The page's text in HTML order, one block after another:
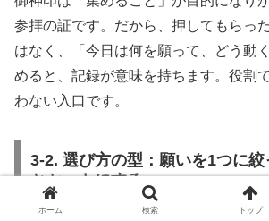
参拝の証です。だから、押してもらっ
はなく、「今日は何を願って、どう動
めると、記録が意味を持ちます。役割
わない入口です。
3-2. 選び方の型：願いを1つに絞
とセットにする
ホーム 検索 トップ